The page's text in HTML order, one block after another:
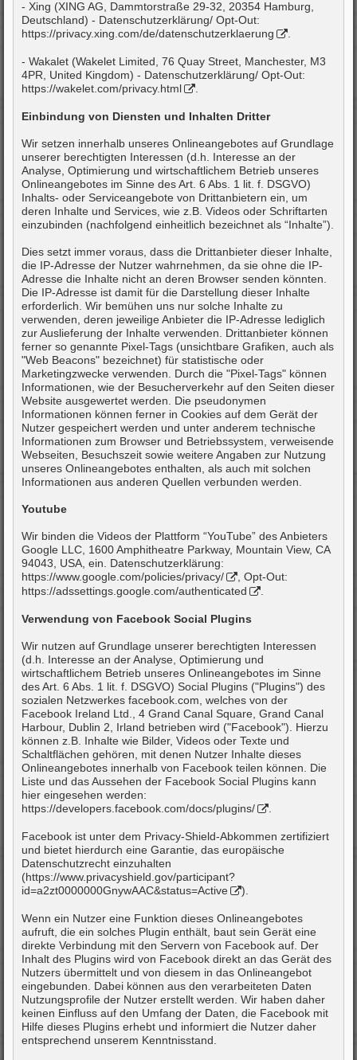
- Xing (XING AG, Dammtorstraße 29-32, 20354 Hamburg,
Deutschland) - Datenschutzerklärung/ Opt-Out:
https://privacy.xing.com/de/datenschutzerklaerung
.
- Wakalet (Wakelet Limited, 76 Quay Street, Manchester, M3
4PR, United Kingdom) - Datenschutzerklärung/ Opt-Out:
https://wakelet.com/privacy.html
.
Einbindung von Diensten und Inhalten Dritter
Wir setzen innerhalb unseres Onlineangebotes auf Grundlage
unserer berechtigten Interessen (d.h. Interesse an der
Analyse, Optimierung und wirtschaftlichem Betrieb unseres
Onlineangebotes im Sinne des Art. 6 Abs. 1 lit. f. DSGVO)
Inhalts- oder Serviceangebote von Drittanbietern ein, um
deren Inhalte und Services, wie z.B. Videos oder Schriftarten
einzubinden (nachfolgend einheitlich bezeichnet als “Inhalte”).
Dies setzt immer voraus, dass die Drittanbieter dieser Inhalte,
die IP-Adresse der Nutzer wahrnehmen, da sie ohne die IP-
Adresse die Inhalte nicht an deren Browser senden könnten.
Die IP-Adresse ist damit für die Darstellung dieser Inhalte
erforderlich. Wir bemühen uns nur solche Inhalte zu
verwenden, deren jeweilige Anbieter die IP-Adresse lediglich
zur Auslieferung der Inhalte verwenden. Drittanbieter können
ferner so genannte Pixel-Tags (unsichtbare Grafiken, auch als
"Web Beacons" bezeichnet) für statistische oder
Marketingzwecke verwenden. Durch die "Pixel-Tags" können
Informationen, wie der Besucherverkehr auf den Seiten dieser
Website ausgewertet werden. Die pseudonymen
Informationen können ferner in Cookies auf dem Gerät der
Nutzer gespeichert werden und unter anderem technische
Informationen zum Browser und Betriebssystem, verweisende
Webseiten, Besuchszeit sowie weitere Angaben zur Nutzung
unseres Onlineangebotes enthalten, als auch mit solchen
Informationen aus anderen Quellen verbunden werden.
Youtube
Wir binden die Videos der Plattform “YouTube” des Anbieters
Google LLC, 1600 Amphitheatre Parkway, Mountain View, CA
94043, USA, ein. Datenschutzerklärung:
https://www.google.com/policies/privacy/
, Opt-Out:
https://adssettings.google.com/authenticated
.
Verwendung von Facebook Social Plugins
Wir nutzen auf Grundlage unserer berechtigten Interessen
(d.h. Interesse an der Analyse, Optimierung und
wirtschaftlichem Betrieb unseres Onlineangebotes im Sinne
des Art. 6 Abs. 1 lit. f. DSGVO) Social Plugins ("Plugins") des
sozialen Netzwerkes facebook.com, welches von der
Facebook Ireland Ltd., 4 Grand Canal Square, Grand Canal
Harbour, Dublin 2, Irland betrieben wird ("Facebook"). Hierzu
können z.B. Inhalte wie Bilder, Videos oder Texte und
Schaltflächen gehören, mit denen Nutzer Inhalte dieses
Onlineangebotes innerhalb von Facebook teilen können. Die
Liste und das Aussehen der Facebook Social Plugins kann
hier eingesehen werden:
https://developers.facebook.com/docs/plugins/
Facebook ist unter dem Privacy-Shield-Abkommen zertifiziert
und bietet hierdurch eine Garantie, das europäische
Datenschutzrecht einzuhalten
(https://www.privacyshield.gov/participant?
id=a2zt0000000GnywAAC&status=Active
).
Wenn ein Nutzer eine Funktion dieses Onlineangebotes
aufruft, die ein solches Plugin enthält, baut sein Gerät eine
direkte Verbindung mit den Servern von Facebook auf. Der
Inhalt des Plugins wird von Facebook direkt an das Gerät des
Nutzers übermittelt und von diesem in das Onlineangebot
eingebunden. Dabei können aus den verarbeiteten Daten
Nutzungsprofile der Nutzer erstellt werden. Wir haben daher
keinen Einfluss auf den Umfang der Daten, die Facebook mit
Hilfe dieses Plugins erhebt und informiert die Nutzer daher
entsprechend unserem Kenntnisstand.